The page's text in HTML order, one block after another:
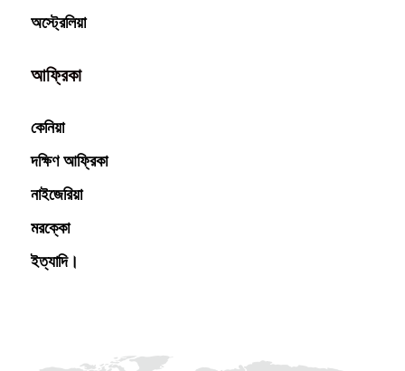
অস্ট্রেলিয়া
আফ্রিকা
কেনিয়া
দক্ষিণ আফ্রিকা
নাইজেরিয়া
মরক্কো
ইত্যাদি।